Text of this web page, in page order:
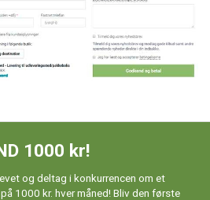
1000 kr!
og deltag i konkurrencen om et
1000 kr. hver måned! Bliv den første